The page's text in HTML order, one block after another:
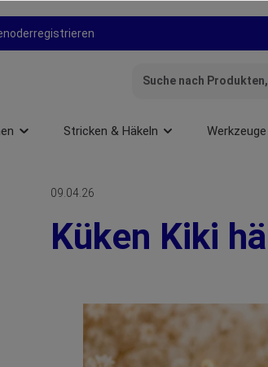
springen
oderregistrieren
Stricken & Häkeln Werkzeuge
09.04.26
Küken Kiki